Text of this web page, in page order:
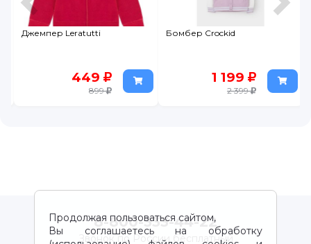
Джемпер Leratutti
449
899
Бомбер Crockid
1 199
2 399
Продолжая пользоваться сайтом,
Вы соглашаетесь на обработку
8-800-333-44-22
Звонок по России бесплатный